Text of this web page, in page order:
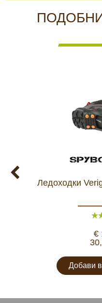
Ледоходки
€
Добави